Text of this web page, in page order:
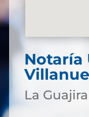
Notaría
La Guajira